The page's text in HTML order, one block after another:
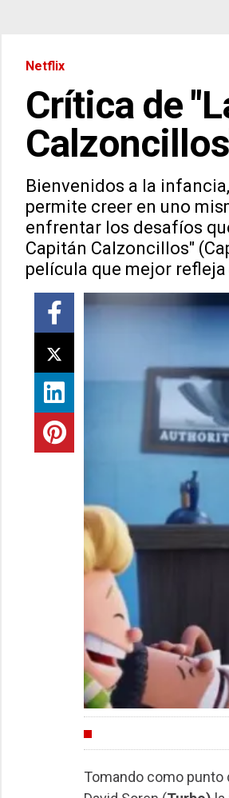
Netflix
Crítica de
Bienvenidos a la
permite creer en uno
enfrentar los desafíos
Capitán Calzoncillos"
película que mejor
Tomando como punto